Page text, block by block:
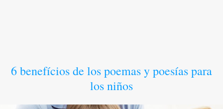
6 benefícios de los poemas y poesías para
los niños